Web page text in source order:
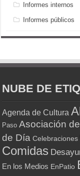
Informes internos
Informes públicos
NUBE DE
Agenda de Cultura
Paso Asociación
de Día Celebraciones
Comidas
En los Medios EnPatio